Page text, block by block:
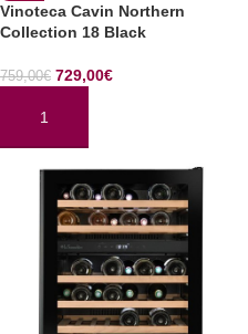
Vinoteca Cavin Northern
Collection 18 Black
759,00€ 729,00€
AÑADIR AL CARRITO